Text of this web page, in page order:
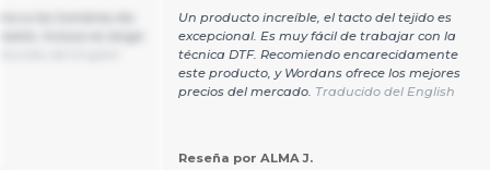
Un producto increíble, el tacto del tejido es
excepcional. Es muy fácil de trabajar con la
técnica DTF. Recomiendo encarecidamente
este producto, y Wordans ofrece los mejores
precios del mercado. Traducido del English
Reseña por ALMA J.